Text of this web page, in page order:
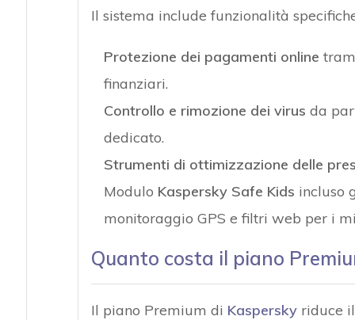
Il sistema include funzionalità
Protezione dei pagamenti online
finanziari.
Controllo e rimozione dei virus da
dedicato.
Strumenti di ottimizzazione delle
Modulo Kaspersky Safe Kids incluso
monitoraggio GPS e filtri web per i
Quanto costa il piano
Il piano Premium di Kasperskyriduce